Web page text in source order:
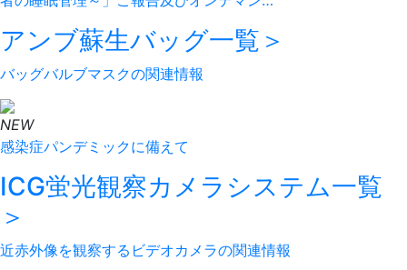
アンブ蘇生バッグ一覧＞
バッグバルブマスクの関連情報
NEW
感染症パンデミックに備えて
ICG蛍光観察カメラシステム一覧
＞
近赤外像を観察するビデオカメラの関連情報